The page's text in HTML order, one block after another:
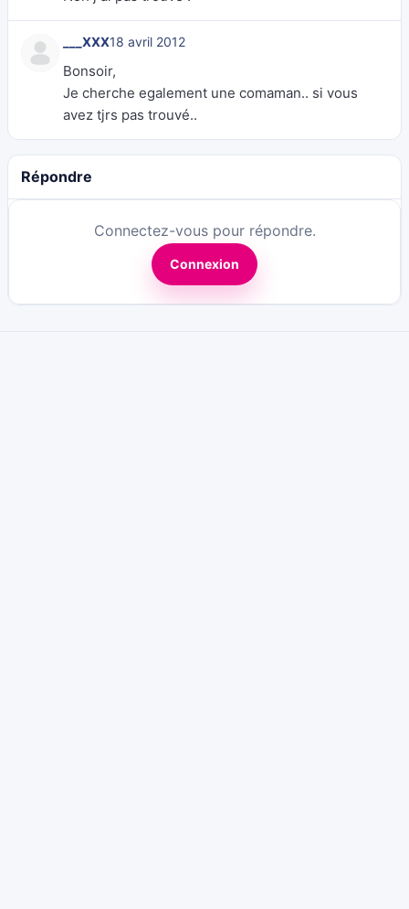
___XXX18 avril 2012
Bonsoir,
Je cherche egalement une comaman.. si vous
avez tjrs pas trouvé..
Répondre
Connectez-vous pour répondre.
Connexion